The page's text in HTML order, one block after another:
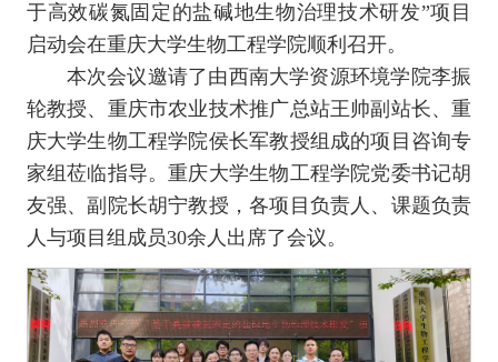
于高效碳氮固定的盐碱地生物治理技术研发”项目
启动会在重庆大学生物工程学院顺利召开。
本次会议邀请了由西南大学资源环境学院李振
轮教授、重庆市农业技术推广总站王帅副站长、重
庆大学生物工程学院侯长军教授组成的项目咨询专
家组莅临指导。重庆大学生物工程学院党委书记胡
友强、副院长胡宁教授，各项目负责人、课题负责
人与项目组成员30余人出席了会议。